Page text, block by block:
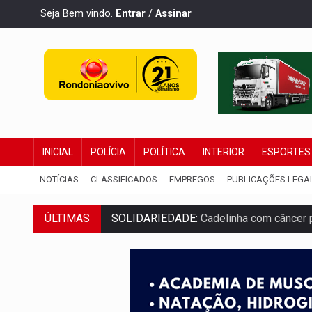
Seja Bem vindo. Entrar / Assinar
INICIAL POLÍCIA POLÍTICA INTERIOR ESPORTES
NOTÍCIAS CLASSIFICADOS EMPREGOS PUBLICAÇÕES
ÚLTIMAS SOLIDARIEDADE: Cadelinha com câncer
DESAPARECIDO:Família procura por
DHPP se mobiliza para tentar
DÉFICIT DE MANDATO:Contas do